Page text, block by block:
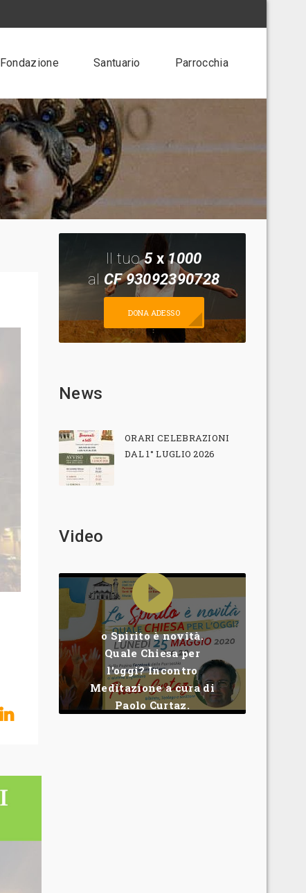
Fondazione Santuario Parrocchia
Il tuo5x1000
al CF 93092390728
DONA ADESSO
News
ORARI CELEBRAZIONI
DAL 1° LUGLIO 2026
Video
o Spirito è novità.
Quale Chiesa per
l'oggi? Incontro
Meditazione a cura di
Paolo Curtaz.